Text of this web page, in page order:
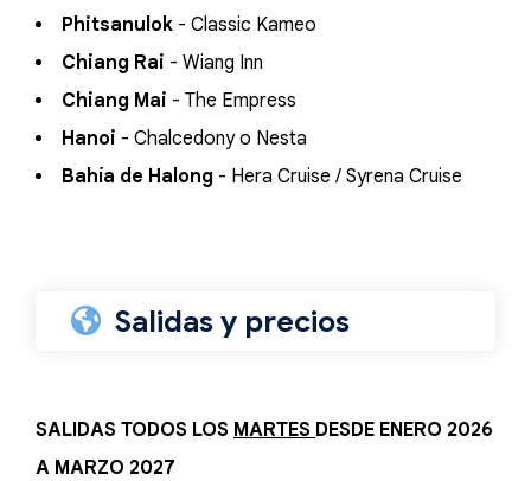
Phitsanulok - Classic Kameo
Chiang Rai - Wiang Inn
Chiang Mai - The Empress
Hanoi - Chalcedony o Nesta
Bahía de Halong - Hera Cruise / Syrena Cruise
Salidas y precios
SALIDAS TODOS LOS MARTES DESDE ENERO 2026
A MARZO 2027